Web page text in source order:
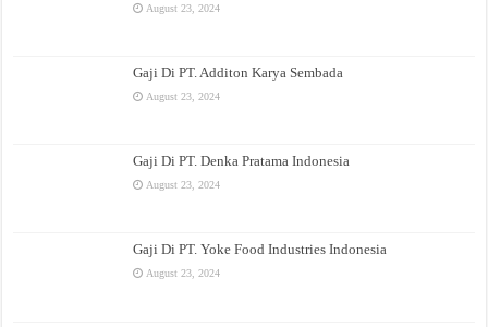
August 23, 2024
Gaji Di PT. Additon Karya Sembada
August 23, 2024
Gaji Di PT. Denka Pratama Indonesia
August 23, 2024
Gaji Di PT. Yoke Food Industries Indonesia
August 23, 2024